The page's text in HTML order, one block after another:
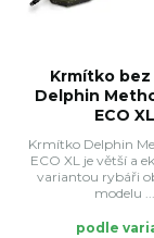
Krmítko bez
Delphin
ECO XL
Krmítko Delphin
ECO XL je větší a
variantou rybáři
modelu ...
podle